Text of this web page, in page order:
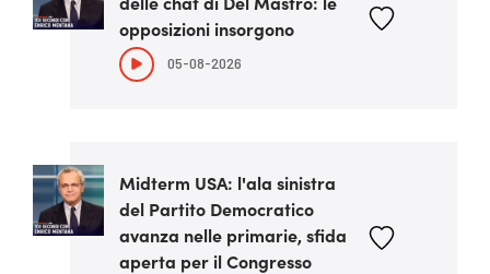
opposizioni insorgono
05-08-2026
Midterm USA: l'ala sinistra
del Partito Democratico
avanza nelle primarie, sfida
aperta per il Congresso